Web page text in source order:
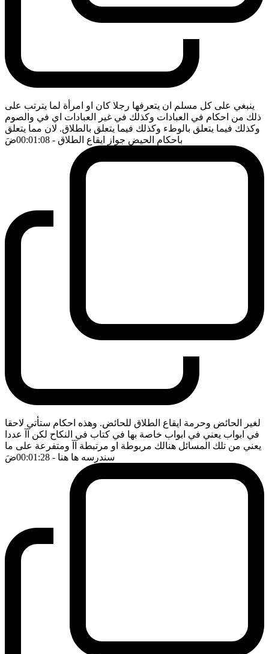
ينبغي على كل مسلم ان يتعرفها رجلا كان او امرأة لما يترتب على
ذلك من احكام في العبادات وكذلك في غير العبادات اي في والصوم
وكذلك فيما يتعلق بالوطء وكذلك فيما يتعلق بالطلاق. لان مما يتعلق
باحكام الحيض جواز ايقاع الطلاق - 00:01:08 ضَ
لغير الحائض وحرمة ايقاع الطلاق للحائض. وهذه احكام ستأتي لاحقا
في ابواب يعني في ابواب خاصة بها في كتاب في النكاح لكن آآ عددا
يعني من تلك المسائل هنالك مربوطة او مرتبطة آآ ومتفرعة على ما
سندرسه ها هنا - 00:01:28 ضَ